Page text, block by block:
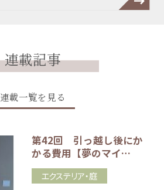
連載記事
連載一覧を見る
第42回 引っ越し後にか
かる費用【夢のマイ…
エクステリア・庭